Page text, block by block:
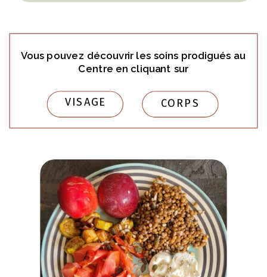
VISAGE
Vous pouvez découvrir les soins prodigués au
Centre en cliquant sur
CORPS